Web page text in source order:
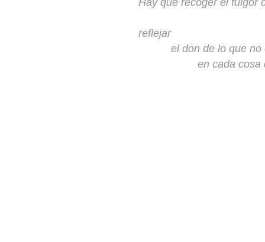
​reflejar
el don de lo que no
en cada cosa